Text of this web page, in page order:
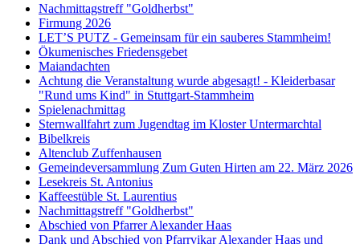
Nachmittagstreff "Goldherbst"
Firmung 2026
LET’S PUTZ - Gemeinsam für ein sauberes Stammheim!
Ökumenisches Friedensgebet
Maiandachten
Achtung die Veranstaltung wurde abgesagt! - Kleiderbasar
"Rund ums Kind" in Stuttgart-Stammheim
Spielenachmittag
Sternwallfahrt zum Jugendtag im Kloster Untermarchtal
Bibelkreis
Altenclub Zuffenhausen
Gemeindeversammlung Zum Guten Hirten am 22. März 2026
Lesekreis St. Antonius
Kaffeestüble St. Laurentius
Nachmittagstreff "Goldherbst"
Abschied von Pfarrer Alexander Haas
Dank und Abschied von Pfarrvikar Alexander Haas und